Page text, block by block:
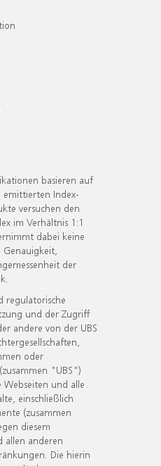
basieren auf
emittierten Index-
versuchen den
im Verhältnis 1:1
dabei keine
der
regulatorische
und der Zugriff
andere von der UBS
oder
"UBS")
und alle
einschließlich
(zusammen
diesem
allen anderen
Die hierin